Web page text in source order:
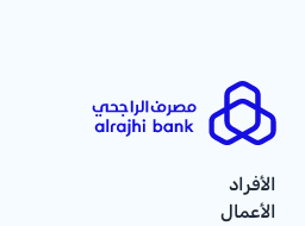
الأفراد
الأعمال